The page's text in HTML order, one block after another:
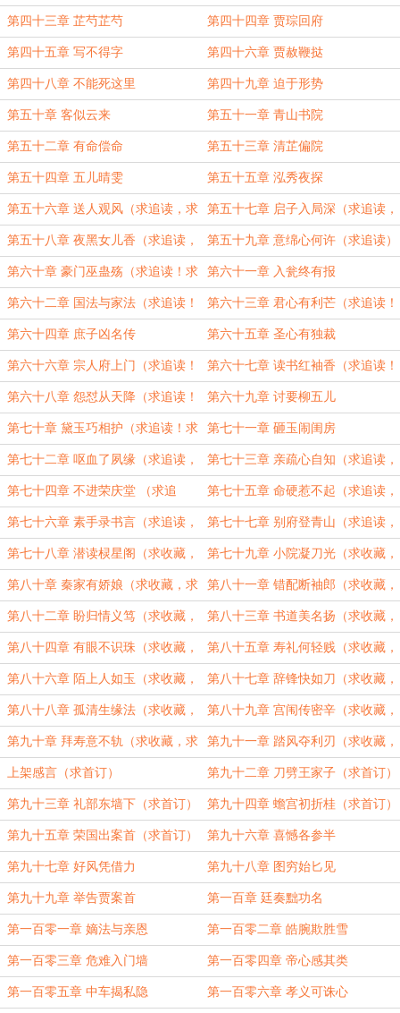
第四十三章 芷芍芷芍 第四十四章 贾琮回府
第四十五章 写不得字 第四十六章 贾赦鞭挞
第四十八章 不能死这里 第四十九章 迫于形势
第五十章 客似云来 第五十一章 青山书院
第五十二章 有命偿命 第五十三章 清芷偏院
第五十四章 五儿晴雯 第五十五章 泓秀夜探
第五十六章 送人观风（求追读，求
收藏！）
第五十七章 启子入局深（求追读，
求收藏！）
第五十八章 夜黑女儿香（求追读，
求收藏！）
第五十九章 意绵心何许（求追读）
第六十章 豪门巫蛊殇（求追读！求
收藏！）
第六十一章 入瓮终有报
第六十二章 国法与家法（求追读！
求收藏！）
第六十三章 君心有利芒（求追读！
求收藏！）
第六十四章 庶子凶名传 第六十五章 圣心有独裁
第六十六章 宗人府上门（求追读！
求收藏！）
第六十七章 读书红袖香（求追读！
求收藏！）
第六十八章 怨怼从天降（求追读！
求收藏！）
第六十九章 讨要柳五儿
第七十章 黛玉巧相护（求追读！求
收藏！）
第七十一章 砸玉闹闺房
第七十二章 呕血了夙缘（求追读，
求收藏。）
第七十三章 亲疏心自知（求追读，
求收藏。）
第七十四章 不进荣庆堂 （求追
读，求收藏！）
第七十五章 命硬惹不起（求追读，
求收藏！）
第七十六章 素手录书言（求追读，
求收藏！）
第七十七章 别府登青山（求追读，
求收藏！）
第七十八章 潜读棂星阁（求收藏，
求追读！）
第七十九章 小院凝刀光（求收藏，
求追读！）
第八十章 秦家有娇娘（求收藏，求
追读！）
第八十一章 错配断袖郎（求收藏，
求追读！）
第八十二章 盼归情义笃（求收藏，
求追读！）
第八十三章 书道美名扬（求收藏，
求追读！）
第八十四章 有眼不识珠（求收藏，
求追读！）
第八十五章 寿礼何轻贱（求收藏，
求追读！）
第八十六章 陌上人如玉（求收藏，
求追读！）
第八十七章 辞锋快如刀（求收藏，
求追读！）
第八十八章 孤清生缘法（求收藏，
求追读！）
第八十九章 宫闱传密辛（求收藏，
求追读！）
第九十章 拜寿意不轨（求收藏，求
追读！）
第九十一章 踏风夺利刃（求收藏，
求追读！）
上架感言（求首订） 第九十二章 刀劈王家子（求首订）
第九十三章 礼部东墙下（求首订） 第九十四章 蟾宫初折桂（求首订）
第九十五章 荣国出案首（求首订） 第九十六章 喜憾各参半
第九十七章 好风凭借力 第九十八章 图穷始匕见
第九十九章 举告贾案首 第一百章 廷奏黜功名
第一百零一章 嫡法与亲恩 第一百零二章 皓腕欺胜雪
第一百零三章 危难入门墙 第一百零四章 帝心感其类
第一百零五章 中车揭私隐 第一百零六章 孝义可诛心